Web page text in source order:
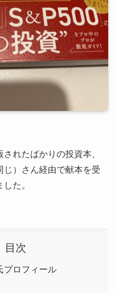
れたばかりの投資本、
）さん経由で献本を受
た。
目次
プロフィール